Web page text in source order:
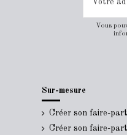
Vous
Sur-mesure
Créer son faire-
Créer son faire-